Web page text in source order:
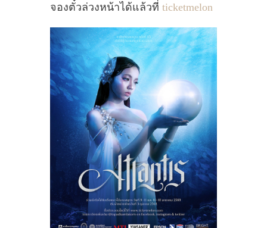
จองตั๋วล่วงหน้าได้แล้วที่ ticketmelon